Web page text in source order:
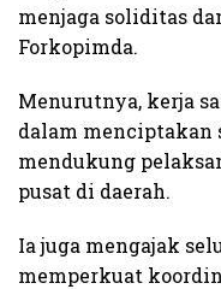
menjaga soliditas
Forkopimda.
Menurutnya, kerja
dalam menciptakan
mendukung
pusat di daerah.
Ia juga mengajak
memperkuat